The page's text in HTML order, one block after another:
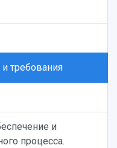
требования
и
процесса.